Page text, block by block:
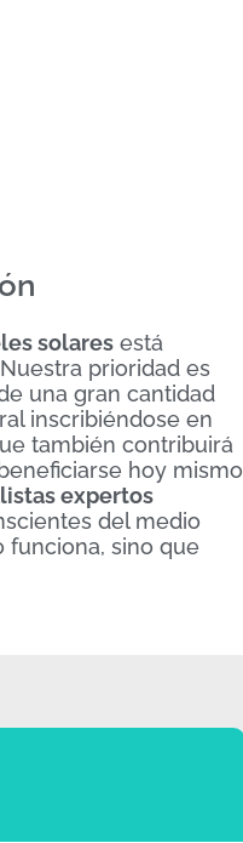
solares está
prioridad es
una gran cantidad
inscribiéndose en
también contribuirá
hoy mismo
expertos
del medio
funciona, sino que